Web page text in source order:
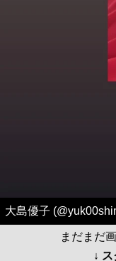
大島優子
まだまだ
↓